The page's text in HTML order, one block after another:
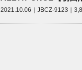
2021.10.06｜JBCZ-9123｜